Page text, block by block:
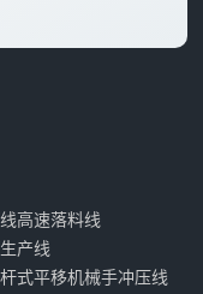
高速落料线
产线
式平移机械手冲压线